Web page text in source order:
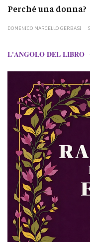
Perché una donna?
DOMENICO MARCELLO GERBASI
L'ANGOLO DEL LIBRO